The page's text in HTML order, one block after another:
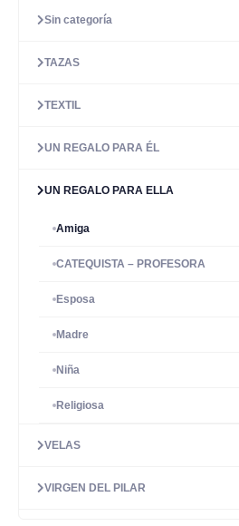
Sin categoría
TAZAS
TEXTIL
UN REGALO PARA ÉL
UN REGALO PARA ELLA
Amiga
CATEQUISTA – PROFESORA
Esposa
Madre
Niña
Religiosa
VELAS
VIRGEN DEL PILAR